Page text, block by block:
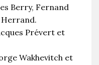
Berry, Fernand
Herrand.
Prévert et
Wakhevitch et